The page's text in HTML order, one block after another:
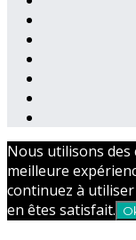
Nous utilisons
meilleure
continuez à
en êtes satisfait.